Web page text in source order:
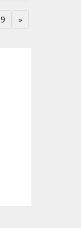
9 »